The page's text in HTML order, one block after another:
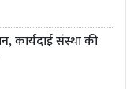
कार्यदाई संस्था की